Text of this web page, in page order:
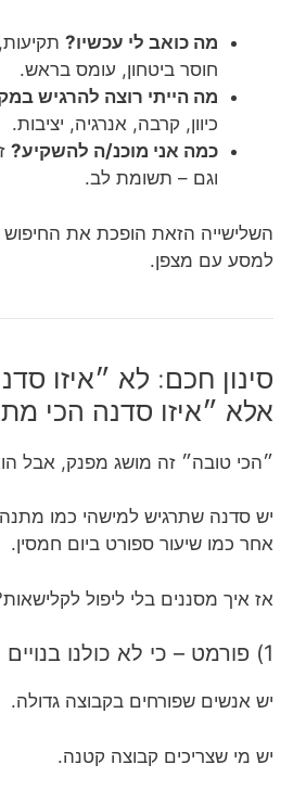
מה כואב לי עכשיו?
חוסר ביטחון, עומס בראש.
מה הייתי רוצה להרגיש
כיוון, קרבה, אנרגיה, יציבות.
כמה אני מוכנ/ה להשקיע?
וגם – תשומת לב.
השלישייה הזאת הופכת את
למסע עם מצפן.
סינון חכם: לא ״איזו
אלא ״איזו סדנה הכי
״הכי טובה״ זה מושג מפנק, אבל
יש סדנה שתרגיש למישהי כמו
אחר כמו שיעור ספורט ביום חמסין.
אז איך מסננים בלי ליפול
1) פורמט – כי לא כולנו בנויים לאותו דבר
יש אנשים שפורחים בקבוצה גדולה.
יש מי שצריכים קבוצה קטנה.